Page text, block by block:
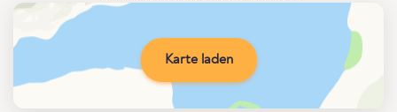
Karte laden